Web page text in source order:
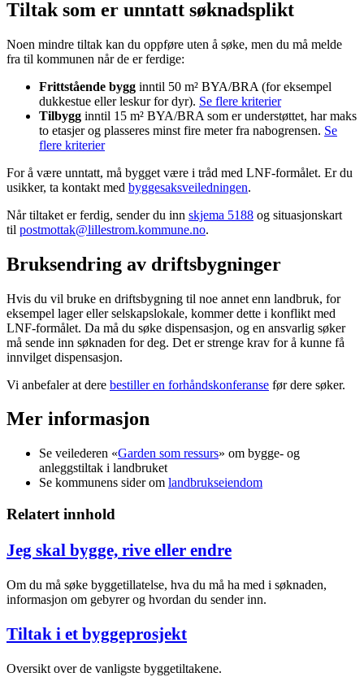
Tiltak som er unntatt søknadsplikt
Noen mindre tiltak kan du oppføre uten å søke, men du må melde
fra til kommunen når de er ferdige:
Frittstående bygg inntil 50 m² BYA/BRA (for eksempel
dukkestue eller leskur for dyr). Se flere kriterier
Tilbygg inntil 15 m² BYA/BRA som er understøttet, har maks
to etasjer og plasseres minst fire meter fra nabogrensen. Se
flere kriterier
For å være unntatt, må bygget være i tråd med LNF-formålet. Er du
usikker, ta kontakt med byggesaksveiledningen.
Når tiltaket er ferdig, sender du inn skjema 5188 og situasjonskart
til postmottak@lillestrom.kommune.no.
Bruksendring av driftsbygninger
Hvis du vil bruke en driftsbygning til noe annet enn landbruk, for
eksempel lager eller selskapslokale, kommer dette i konflikt med
LNF-formålet. Da må du søke dispensasjon, og en ansvarlig søker
må sende inn søknaden for deg. Det er strenge krav for å kunne få
innvilget dispensasjon.
Vi anbefaler at dere bestiller en forhåndskonferanse før dere søker.
Mer informasjon
Se veilederen «Garden som ressurs» om bygge- og
anleggstiltak i landbruket
Se kommunens sider om landbrukseiendom
Relatert innhold
Jeg skal bygge, rive eller endre
Om du må søke byggetillatelse, hva du må ha med i søknaden,
informasjon om gebyrer og hvordan du sender inn.
Tiltak i et byggeprosjekt
Oversikt over de vanligste byggetiltakene.